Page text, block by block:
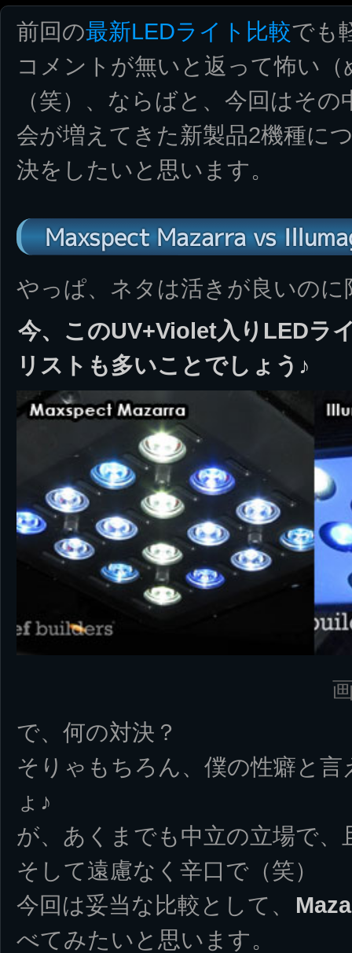
前回の最新LEDライト比較でも
コメントが無いと返って怖い
（笑）、ならばと、今回はそ
会が増えてきた新製品2機種に
決をしたいと思います。
Maxspect Mazarra vs
やっぱ、ネタは活きが良いのに
今、このUV+Violet入りLEDラ
リストも多いことでしょう♪
で、何の対決？
そりゃもちろん、僕の性癖と言
ょ♪
が、あくまでも中立の立場で、
そして遠慮なく辛口で（笑）
今回は妥当な比較として、
べてみたいと思います。